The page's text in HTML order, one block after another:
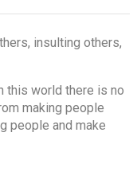
insulting others,
this world there is no
making people
people and make